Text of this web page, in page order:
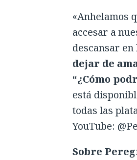
«Anhelamos
accesar a
descansar en
dejar de
“¿Cómo
está
todas las
YouTube:
Sobre